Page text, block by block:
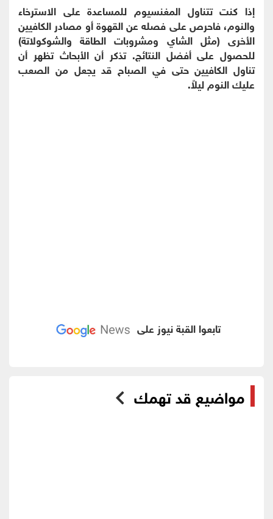
إذا كنت تتناول المغنسيوم للمساعدة على الاسترخاء
والنوم، فاحرص على فصله عن القهوة أو مصادر الكافيين
الأخرى (مثل الشاي ومشروبات الطاقة والشوكولاتة)
للحصول على أفضل النتائج. تذكر أن الأبحاث تظهر أن
تناول الكافيين حتى في الصباح قد يجعل من الصعب
عليك النوم ليلاً.
تابعوا القبة نيوز على
مواضيع قد تهمك